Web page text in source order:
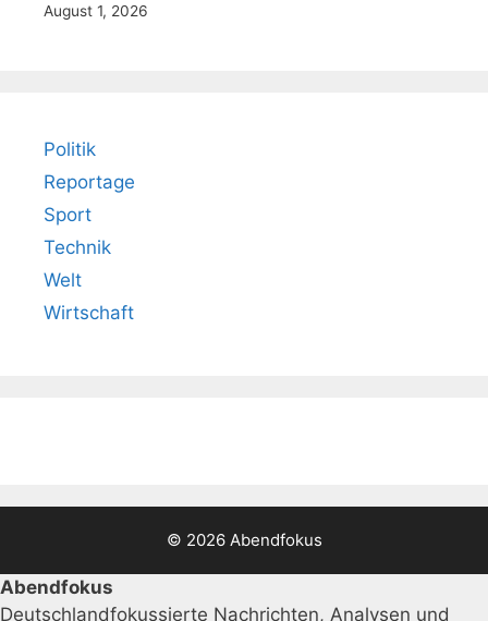
August 1, 2026
Politik
Reportage
Sport
Technik
Welt
Wirtschaft
© 2026 Abendfokus
Abendfokus
Deutschlandfokussierte Nachrichten, Analysen und